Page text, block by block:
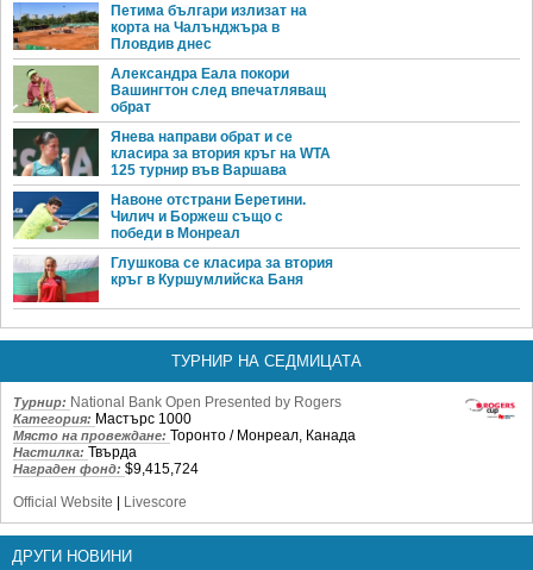
Петима българи излизат на
корта на Чалънджъра в
Пловдив днес
Александра Еала покори
Вашингтон след впечатляващ
обрат
Янева направи обрат и се
класира за втория кръг на WTA
125 турнир във Варшава
Навоне отстрани Беретини.
Чилич и Боржеш също с
победи в Монреал
Глушкова се класира за втория
кръг в Куршумлийска Баня
ТУРНИР НА СЕДМИЦАТА
Турнир: National Bank Open Presented by Rogers
Категория: Мастърс 1000
Място на провеждане: Торонто / Монреал, Канада
Настилка: Твърда
Награден фонд: $9,415,724
Official Website
Livescore
ДРУГИ НОВИНИ